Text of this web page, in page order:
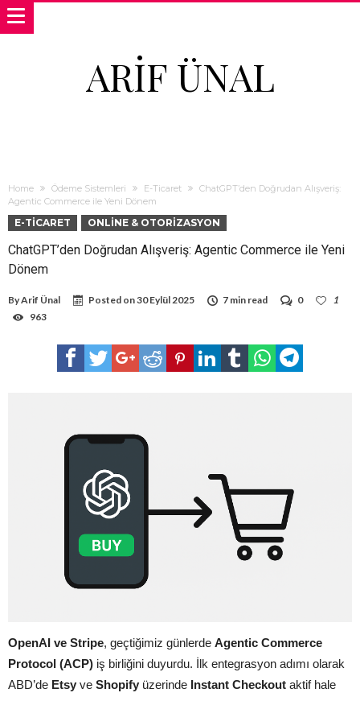
ARIF ÜNAL
Home Ödeme Sistemleri E-Ticaret
ChatGPT’den Doğrudan Alışveriş:
Agentic Commerce ile Yeni Dönem
E-TICARET ONLINE & OTORIZASYON
ChatGPT’den Doğrudan Alışveriş: Agentic Commerce ile Yeni
Dönem
ByArif Ünal Posted on30 Eylül 2025 7 min read 0
1
963
OpenAI ve Stripe, geçtiğimiz günlerde Agentic Commerce
Protocol (ACP) iş birliğini duyurdu. İlk entegrasyon adımı olarak
ABD’de Etsy ve Shopify üzerinde Instant Checkout aktif hale